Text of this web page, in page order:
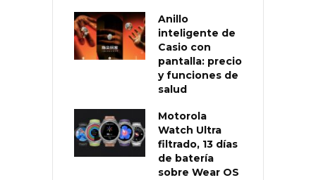
Anillo
inteligente de
Casio con
pantalla: precio
y funciones de
salud
Motorola
Watch Ultra
filtrado, 13 días
de batería
sobre Wear OS